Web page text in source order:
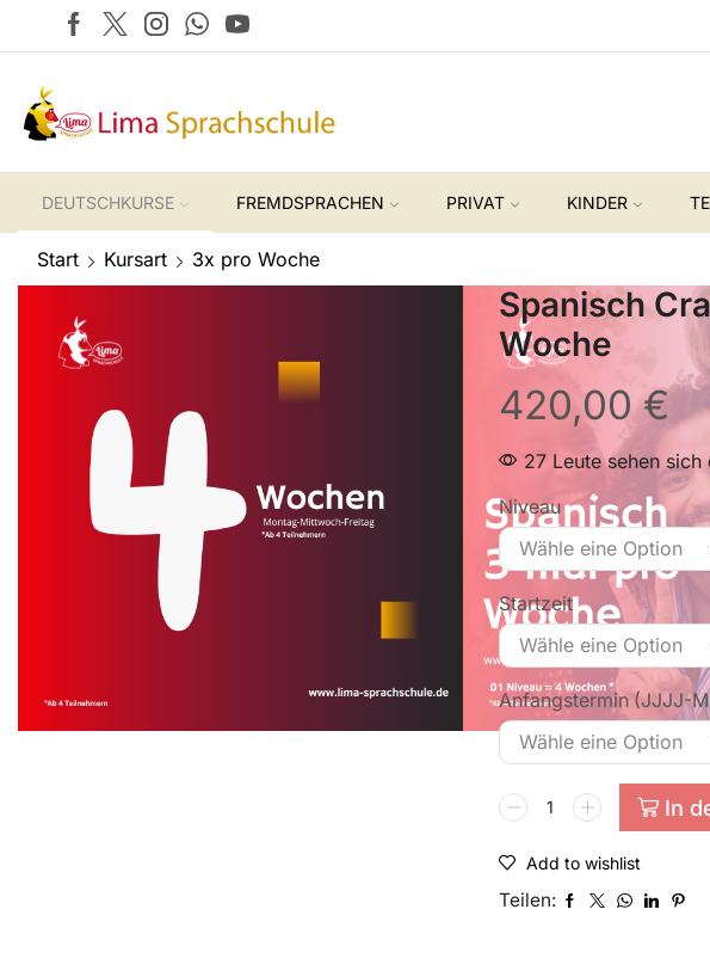
DEUTSCHKURSE FREMDSPRACHEN PRIVAT KINDER
Start Kursart 3x pro Woche
Spanisch
Woche
420,00€
27 Leute sehen
Niveau
Startzeit
Anfangstermin (JJJJ-
In
Add to wishlist
Teilen: